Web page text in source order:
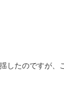
したのですが、